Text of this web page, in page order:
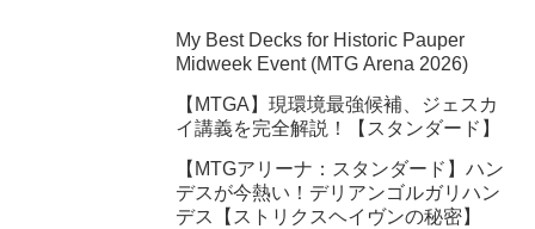
My Best Decks for Historic Pauper
Midweek Event (MTG Arena 2026)
【MTGA】現環境最強候補、ジェスカ
イ講義を完全解説！【スタンダード】
【MTGアリーナ：スタンダード】ハン
デスが今熱い！デリアンゴルガリハン
デス【ストリクスヘイヴンの秘密】